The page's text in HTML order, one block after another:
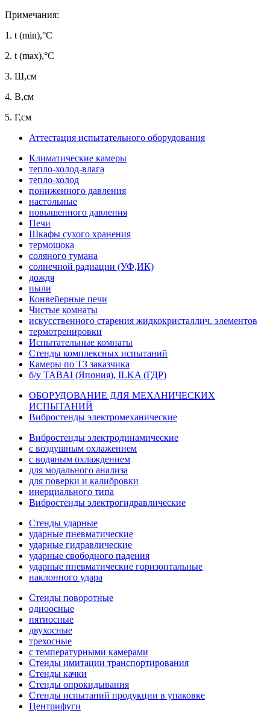
Примечания:
1. t (min),°C
2. t (max),°C
3. Ш,см
4. В,см
5. Г,см
Аттестация испытательного оборудования
Климатические камеры
тепло-холод-влага
тепло-холод
пониженного давления
настольные
повышенного давления
Печи
Шкафы сухого хранения
термошока
соляного тумана
солнечной радиации (УФ,ИК)
дождя
пыли
Конвейерные печи
Чистые комнаты
искусственного старения жидкокристаллич. элементов
термотренировки
Испытательные комнаты
Стенды комплексных испытаний
Камеры по ТЗ заказчика
б/у TABAI (Япония), ILKA (ГДР)
ОБОРУДОВАНИЕ ДЛЯ МЕХАНИЧЕСКИХ
ИСПЫТАНИЙ
Вибростенды электромеханические
Вибростенды электродинамические
с воздушным охлажением
с водяным охлаждением
для модального анализа
для поверки и калибровки
инерциального типа
Вибростенды электрогидравлические
Стенды ударные
ударные пневматические
ударные гидравлические
ударные свободного падения
ударные пневматические горизонтальные
наклонного удара
Стенды поворотные
одноосные
пятиосные
двухосные
трехосные
с температурными камерами
Стенды имитации транспортирования
Стенды качки
Стенды опрокидывания
Стенды испытаний продукции в упаковке
Центрифуги